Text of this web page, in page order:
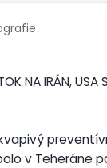
NA IRÁN,
v Teheráne